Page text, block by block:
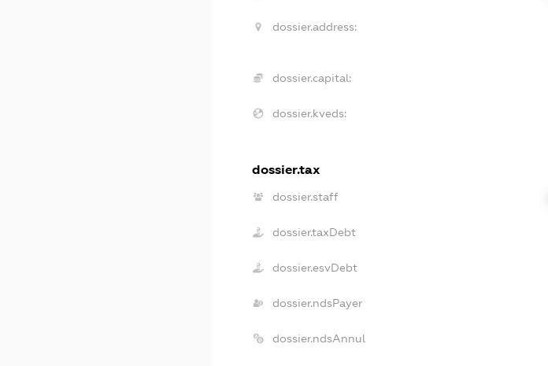
dossier.address:
dossier.capital:
dossier.kveds:
dossier.tax
dossier.staff
dossier.taxDebt
dossier.esvDebt
dossier.ndsPayer
dossier.ndsAnnul